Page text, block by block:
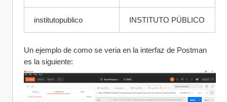
institutopublico INSTITUTO PÚBLICO
Un ejemplo de como se veria en la interfaz de Postman
es la siguiente: